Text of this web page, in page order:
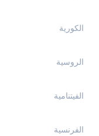
الكورية
الروسية
الفيتنامية
الفرنسية